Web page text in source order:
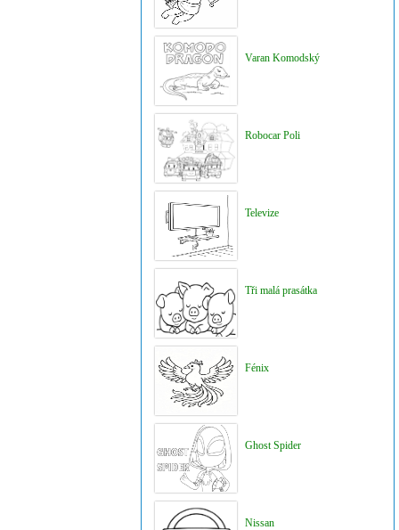
Varan Komodský
Robocar Poli
Televize
Tři malá prasátka
Fénix
Ghost Spider
Nissan